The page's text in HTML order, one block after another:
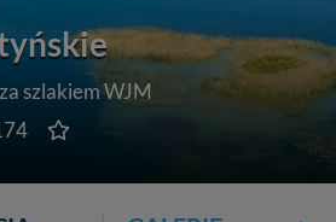
szlakiem WJM